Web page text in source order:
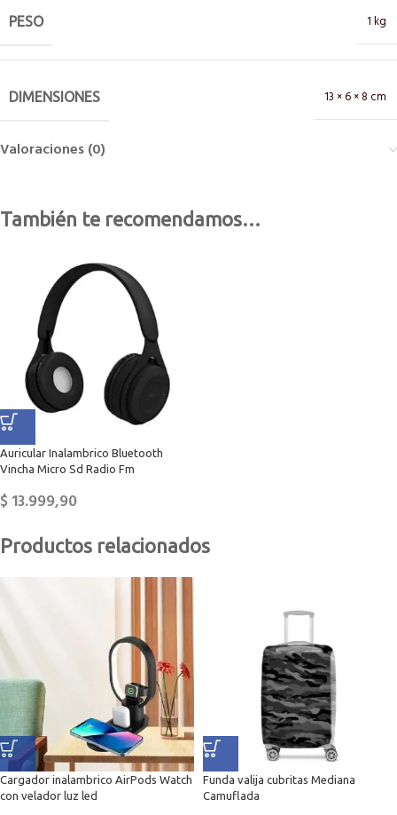
PESO 1 kg
DIMENSIONES 13 × 6 × 8 cm
Valoraciones (0)
También te recomendamos…
Auricular Inalambrico Bluetooth
Vincha Micro Sd Radio Fm
$13.999,90
Productos relacionados
Cargador inalambrico AirPods Watch
con velador luz led
Funda valija cubritas Mediana
Camuflada